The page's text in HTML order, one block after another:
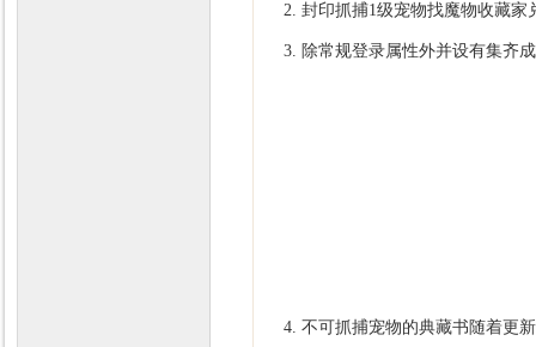
封印抓捕1级宠物找魔物收藏
除常规登录属性外并设有集齐
不可抓捕宠物的典藏书随着更